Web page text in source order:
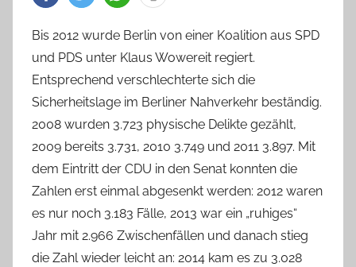
Bis 2012 wurde Berlin von einer Koalition aus SPD
und PDS unter Klaus Wowereit regiert.
Entsprechend verschlechterte sich die
Sicherheitslage im Berliner Nahverkehr beständig.
2008 wurden 3.723 physische Delikte gezählt,
2009 bereits 3.731, 2010 3.749 und 2011 3.897. Mit
dem Eintritt der CDU in den Senat konnten die
Zahlen erst einmal abgesenkt werden: 2012 waren
es nur noch 3.183 Fälle, 2013 war ein „ruhiges“
Jahr mit 2.966 Zwischenfällen und danach stieg
die Zahl wieder leicht an: 2014 kam es zu 3.028